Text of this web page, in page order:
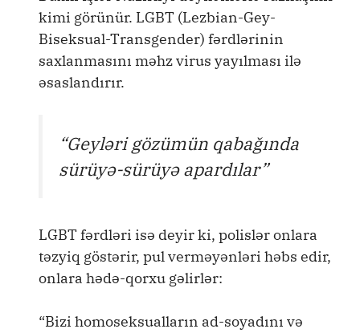
kimi görünür. LGBT (Lezbian-Gey-
Biseksual-Transgender) fərdlərinin
saxlanmasını məhz virus yayılması ilə
əsaslandırır.
“Geyləri gözümün qabağında
sürüyə-sürüyə apardılar”
LGBT fərdləri isə deyir ki, polislər onlara
təzyiq göstərir, pul verməyənləri həbs edir,
onlara hədə-qorxu gəlirlər:
“Bizi homoseksualların ad-soyadını və